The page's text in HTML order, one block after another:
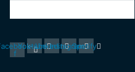
f
YoutubeLinkedinInstagramSpotify